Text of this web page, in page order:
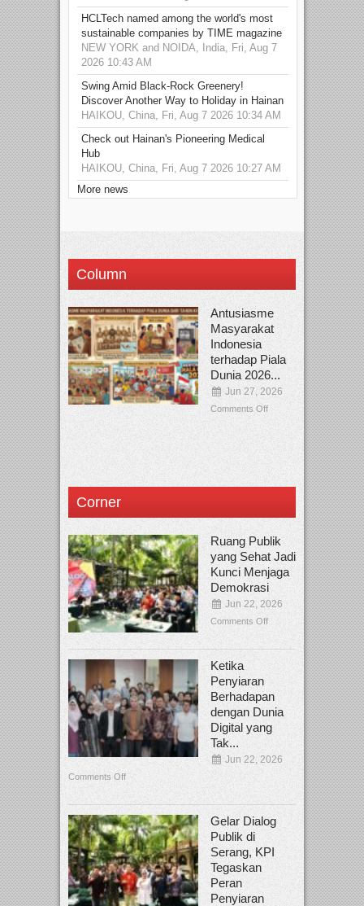
HCLTech named among the world's most
sustainable companies by TIME magazine
NEW YORK and NOIDA, India, Fri, Aug 7
2026 10:43 AM
Swing Amid Black‑Rock Greenery!
Discover Another Way to Holiday in Hainan
HAIKOU, China, Fri, Aug 7 2026 10:34 AM
Check out Hainan's Pioneering Medical
Hub
HAIKOU, China, Fri, Aug 7 2026 10:27 AM
More news
Column
Antusiasme
Masyarakat
Indonesia
terhadap Piala
Dunia 2026...
Jun 27, 2026
Comments Off
Corner
Ruang Publik
yang Sehat Jadi
Kunci Menjaga
Demokrasi
Jun 22, 2026
Comments Off
Ketika
Penyiaran
Berhadapan
dengan Dunia
Digital yang
Tak...
Jun 22, 2026
Comments Off
Gelar Dialog
Publik di
Serang, KPI
Tegaskan
Peran
Penyiaran